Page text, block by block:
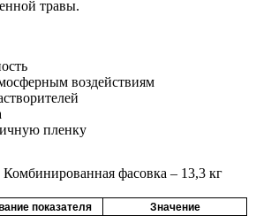
травы.
воздействиям
пленку
Комбинированная фасовка – 13,3 кг
показателя
Значение